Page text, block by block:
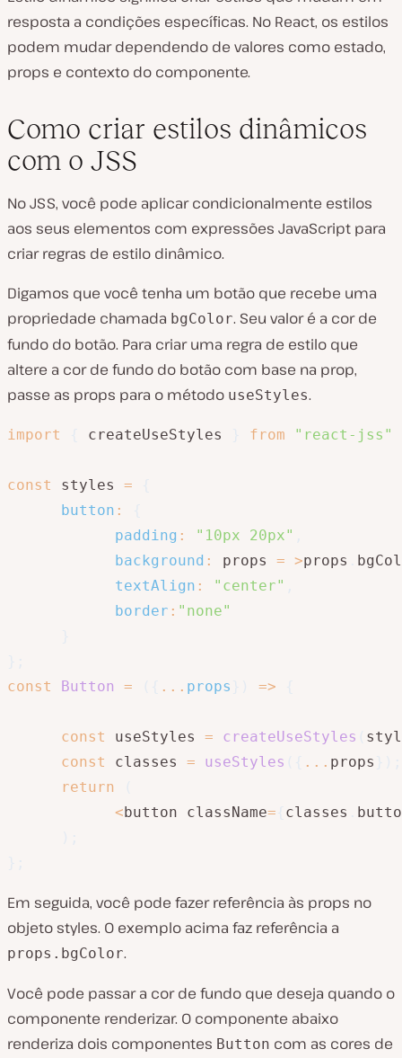
resposta a condições específicas. No React, os estilos
podem mudar dependendo de valores como estado,
props e contexto do componente.
Como criar estilos dinâmicos
com o JSS
No JSS, você pode aplicar condicionalmente estilos
aos seus elementos com expressões JavaScript para
criar regras de estilo dinâmico.
Digamos que você tenha um botão que recebe uma
propriedade chamada bgColor. Seu valor é a cor de
fundo do botão. Para criar uma regra de estilo que
altere a cor de fundo do botão com base na prop,
passe as props para o método useStyles.
import createUseStyles from "react-jss"
const styles =
button :
padding : "10px 20px"
background : props = >props
textAlign : "center"
border : "none"
const
Button = ... props =>
const useStyles = createUseStyles
const
classes = useStyles ... props
return
<button className= classes
Em seguida, você pode fazer referência às props no
objeto styles. O exemplo acima faz referência a
props.bgColor.
Você pode passar a cor de fundo que deseja quando o
componente renderizar. O componente abaixo
renderiza dois componentes Button com as cores de